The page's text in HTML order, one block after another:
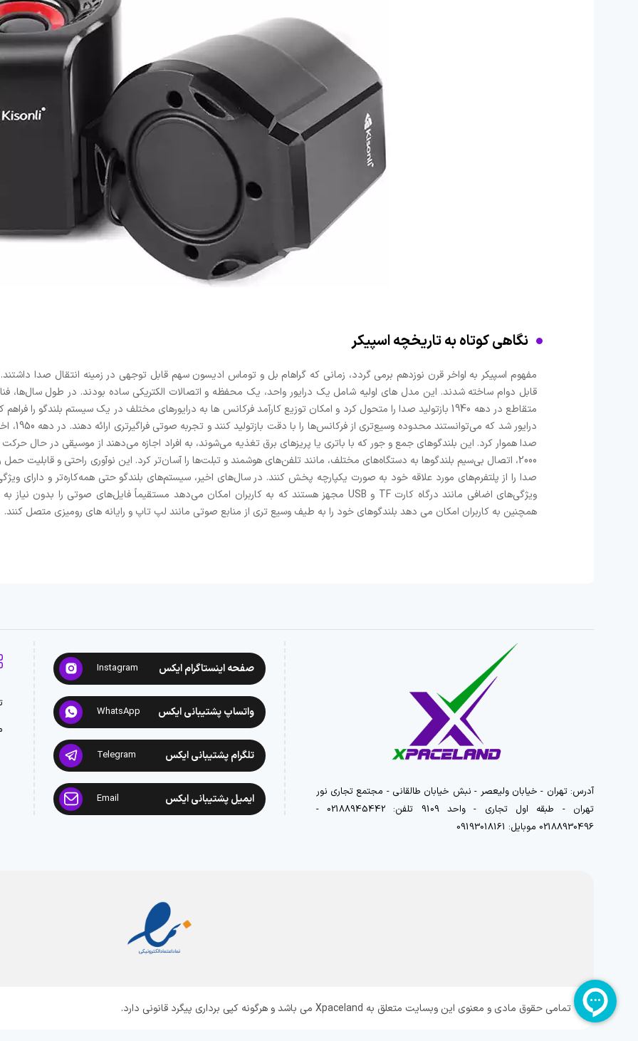
نگاهی کوتاه به تاریخچه اسپیکر
قابل دوام ساخته شدند. این مدل های اولیه شامل یک درایور واحد، یک محفظه و اتصالات الکتریکی ساده بودند. در طول سال‌ها،
متقاطع در دهه 1940 بازتولید صدا را متحول کرد و امکان توزیع کارآمد فرکانس ها به درایورهای مختلف در یک سیستم
درایور
صدا هموار کرد. این بلندگوهای جمع و جور که با باتری یا پریزهای برق تغذیه می‌شوند، به افراد اجازه می‌دهند از موسیقی در حال
2000، اتصال بی‌سیم بلندگوها به دستگاه‌های مختلف، مانند تلفن‌های هوشمند و تبلت‌ها را آسان‌تر کرد. این نوآوری راحتی و قابلیت
صدا را از پلتفرم‌های مورد علاقه خود به صورت یکپارچه پخش کنند. در سال‌های اخیر، سیستم‌های بلندگو حتی همه‌کاره‌تر و دارای
همچنین به کاربران امکان می دهد بلندگوهای خود را به طیف وسیع تری از منابع صوتی مانند لپ تاپ و رایانه های رومیزی متصل کنند.
آدرس: تهران - خیابان ولیعصر - نبش خیابان طالقانی - مجتمع تجاری نور
تهران - طبقه اول تجاری - واحد 9109 تلفن: 02188945442 -
02188930496 موبایل: 09193018161
صفحه اینستاگرام ایکس Instagram
واتساپ پشتیبانی ایکس WhatsApp
تلگرام پشتیبانی ایکس Telegram
ایمیل پشتیبانی ایکس Email
تمامی حقوق مادی و معنوی این وبسایت متعلق به Xpaceland می باشد و هرگونه کپی برداری پیگرد قانونی دارد.